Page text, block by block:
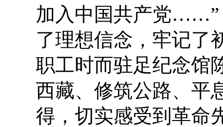
加入中国共产党……”
了理想信念，牢记了
职工时而驻足纪念馆
西藏、修筑公路、平
得 ，切实感受到革